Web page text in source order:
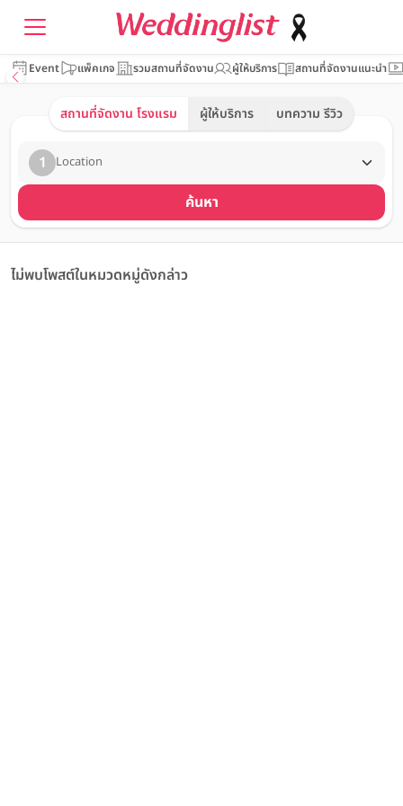
Event แพ็คเกจ รวมสถานที่จัดงาน ผู้ให้บริการ สถานที่จัดงานแนะนำ
สถานที่จัดงาน โรงแรม ผู้ให้บริการ บทความ รีวิว
1 Location
ค้นหา
ไม่พบโพสต์ในหมวดหมู่ดังกล่าว